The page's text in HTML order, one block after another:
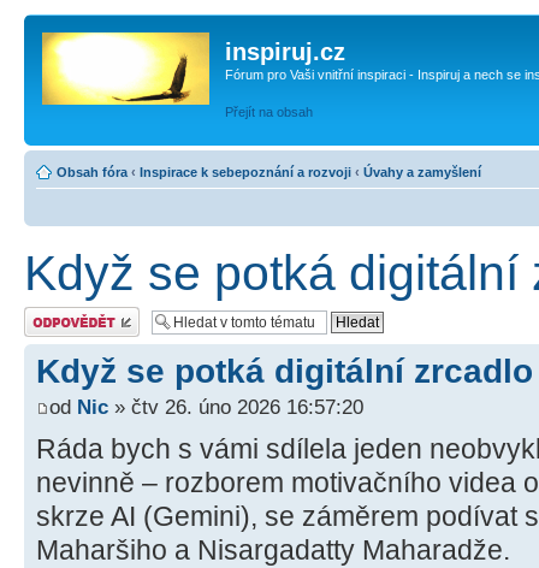
inspiruj.cz
Fórum pro Vaši vnitřní inspiraci - Inspiruj a nech se
Přejít na obsah
Obsah fóra ‹ Inspirace k sebepoznání a rozvoji ‹ Úvahy a zamyšlení
Když se potká
Odeslat odpověď
Když se potká digitální
od Nic » čtv 26. úno 2026 16:57:20
Ráda bych s vámi sdílela jeden
nevinně – rozborem motivačního videa
skrze AI (Gemini), se záměrem podívat
Maharšiho a Nisargadatty Maharadže.